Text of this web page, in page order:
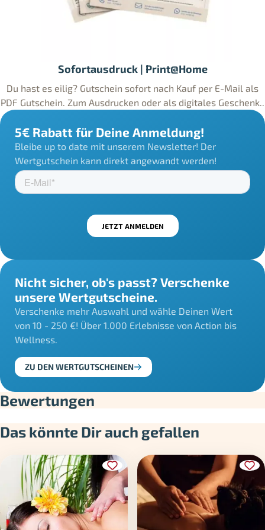
Sofortausdruck | Print@Home
Du hast es eilig? Gutschein sofort nach Kauf per E-Mail als
PDF Gutschein. Zum Ausdrucken oder als digitales Geschenk..
5€ Rabatt für Deine Anmeldung!
Bleibe up to date mit unserem Newsletter! Der
Wertgutschein kann direkt angewandt werden!
Nicht sicher, ob's passt? Verschenke
unsere Wertgutscheine.
Verschenke mehr Auswahl und wähle Deinen Wert
von 10 - 250 €! Über 1.000 Erlebnisse von Action bis
Wellness.
ZU DEN WERTGUTSCHEINEN
Bewertungen
Das könnte Dir auch gefallen